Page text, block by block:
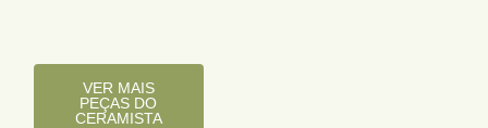
VER MAIS
PEÇAS DO
CERAMISTA